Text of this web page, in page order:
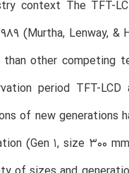
context The TFT-
(Murtha, Lenway,
other competing
period TFT-
of new generations
(Gen 1, size 300